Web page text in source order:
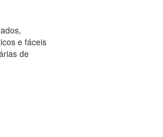
e fáceis
de